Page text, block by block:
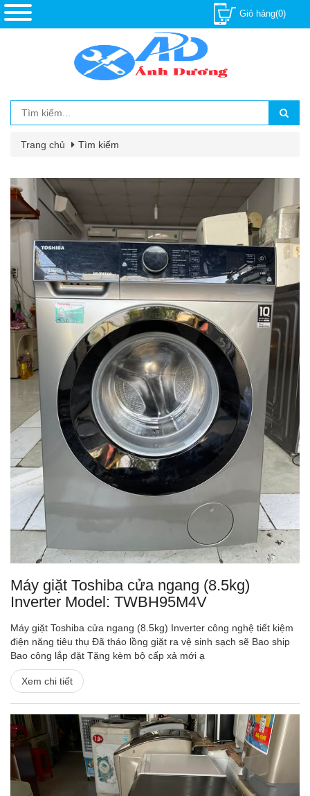
Giỏ hàng(0)
Trang chủ Tìm kiếm
Máy giặt Toshiba cửa ngang (8.5kg)
Inverter Model: TWBH95M4V
Máy giặt Toshiba cửa ngang (8.5kg) Inverter công nghệ tiết kiệm
điện năng tiêu thụ Đã tháo lồng giặt ra vệ sinh sạch sẽ Bao ship
Bao công lắp đặt Tặng kèm bộ cấp xả mới ạ
Xem chi tiết